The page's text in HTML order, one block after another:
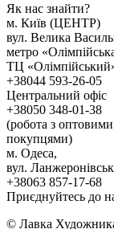
Як наc знайти?
м. Киïв (ЦЕНТР)
вул. Велика
метро
ТЦ
+38044 593-26-05
Центральний офіс
+38050 348-01-38
(робота з оптовими
покупцями)
м. Одеса,
вул.
+38063 857-17-68
Приєднуйтесь до
© Лавка